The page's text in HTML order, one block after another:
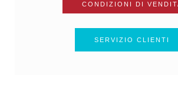
CONDIZIONI DI
SERVIZIO CLIENTI